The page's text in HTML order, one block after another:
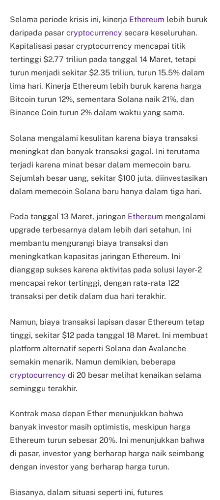
Selama periode krisis ini, kinerja Ethereum lebih buruk
daripada pasar cryptocurrency secara keseluruhan.
Kapitalisasi pasar cryptocurrency mencapai titik
tertinggi $2.77 triliun pada tanggal 14 Maret, tetapi
turun menjadi sekitar $2.35 triliun, turun 15.5% dalam
lima hari. Kinerja Ethereum lebih buruk karena harga
Bitcoin turun 12%, sementara Solana naik 21%, dan
Binance Coin turun 2% dalam waktu yang sama.
Solana mengalami kesulitan karena biaya transaksi
meningkat dan banyak transaksi gagal. Ini terutama
terjadi karena minat besar dalam memecoin baru.
Sejumlah besar uang, sekitar $100 juta, diinvestasikan
dalam memecoin Solana baru hanya dalam tiga hari.
Pada tanggal 13 Maret, jaringan Ethereum mengalami
upgrade terbesarnya dalam lebih dari setahun. Ini
membantu mengurangi biaya transaksi dan
meningkatkan kapasitas jaringan Ethereum. Ini
dianggap sukses karena aktivitas pada solusi layer-2
mencapai rekor tertinggi, dengan rata-rata 122
transaksi per detik dalam dua hari terakhir.
Namun, biaya transaksi lapisan dasar Ethereum tetap
tinggi, sekitar $12 pada tanggal 18 Maret. Ini membuat
platform alternatif seperti Solana dan Avalanche
semakin menarik. Namun demikian, beberapa
cryptocurrency di 20 besar melihat kenaikan selama
seminggu terakhir.
Kontrak masa depan Ether menunjukkan bahwa
banyak investor masih optimistis, meskipun harga
Ethereum turun sebesar 20%. Ini menunjukkan bahwa
di pasar, investor yang berharap harga naik seimbang
dengan investor yang berharap harga turun.
Biasanya, dalam situasi seperti ini, futures